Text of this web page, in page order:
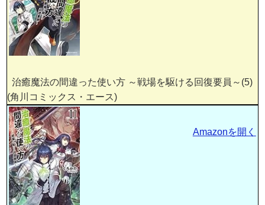
治癒魔法の間違った使い方 ～戦場を駆ける回復要員～(5)
(角川コミックス・エース)
Amazonを開く